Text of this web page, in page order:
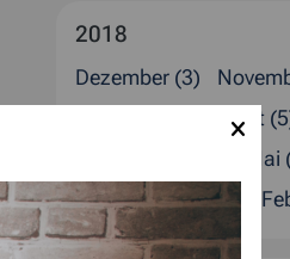
2018
Dezember (3)
August
Mai
April (1)
März (2)